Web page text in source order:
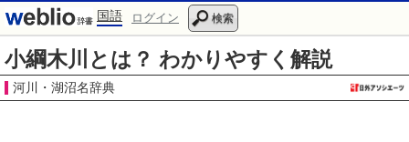
国語 ログイン 検索
小綱木川とは？ わかりやすく解説
河川・湖沼名辞典